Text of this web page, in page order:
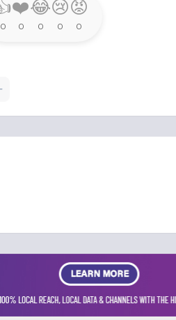
0
❤️
0
😂
0
😢
0
😡
0